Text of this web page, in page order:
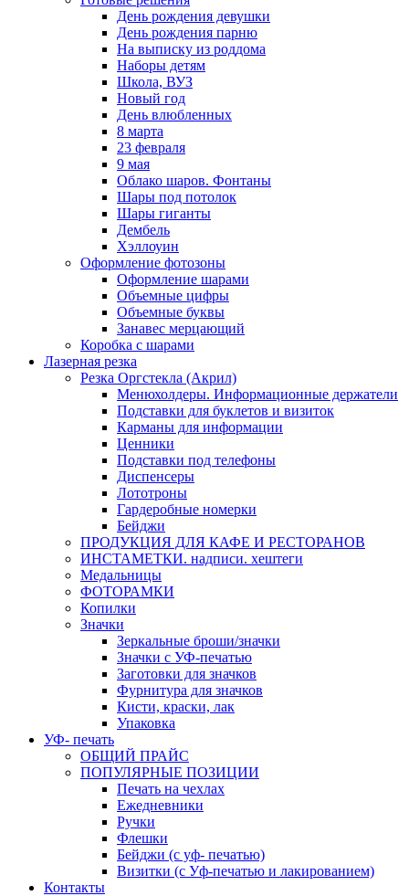
День рождения девушки
День рождения парню
На выписку из роддома
Наборы детям
Школа, ВУЗ
Новый год
День влюбленных
8 марта
23 февраля
9 мая
Облако шаров. Фонтаны
Шары под потолок
Шары гиганты
Дембель
Хэллоуин
Оформление фотозоны
Оформление шарами
Объемные цифры
Объемные буквы
Занавес мерцающий
Коробка с шарами
Лазерная резка
Резка Оргстекла (Акрил)
Менюхолдеры. Информационные держатели
Подставки для буклетов и визиток
Карманы для информации
Ценники
Подставки под телефоны
Диспенсеры
Лототроны
Гардеробные номерки
Бейджи
ПРОДУКЦИЯ ДЛЯ КАФЕ И РЕСТОРАНОВ
ИНСТАМЕТКИ. надписи. хештеги
Медальницы
ФОТОРАМКИ
Копилки
Значки
Зеркальные броши/значки
Значки с УФ-печатью
Заготовки для значков
Фурнитура для значков
Кисти, краски, лак
Упаковка
УФ- печать
ОБЩИЙ ПРАЙС
ПОПУЛЯРНЫЕ ПОЗИЦИИ
Печать на чехлах
Ежедневники
Ручки
Флешки
Бейджи (с уф- печатью)
Визитки (с Уф-печатью и лакированием)
Контакты